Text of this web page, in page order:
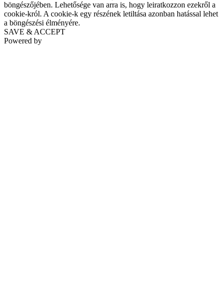
böngészőjében. Lehetősége van arra is, hogy leiratkozzon ezekről a
cookie-król. A cookie-k egy részének letiltása azonban hatással lehet
a böngészési élményére.
SAVE & ACCEPT
Powered by